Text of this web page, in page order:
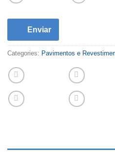
Enviar
Categories: Pavimentos e